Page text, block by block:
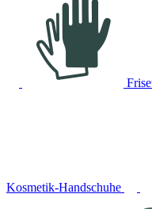
Kosmetik-Handschuhe